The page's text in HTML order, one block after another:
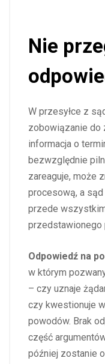
Nie
W przesyłce z
zobowiązanie do
informacja o
bezwzględnie
zareaguje, może
procesową, a
przede
przedstawionego
Odpowiedź na
w którym
– czy uznaje
czy kwestionuje
powodów. Brak
część
później zostanie